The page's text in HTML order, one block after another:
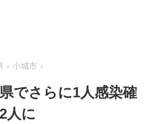
小城市
でさらに1人感染確
人に